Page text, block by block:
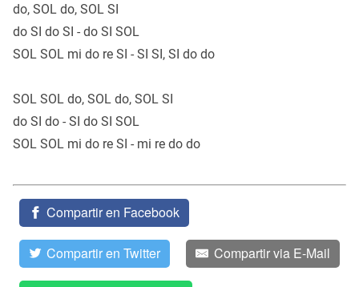
do, SOL do, SOL SI
do SI do SI - do SI SOL
SOL SOL mi do re SI - SI SI, SI do do
SOL SOL do, SOL do, SOL SI
do SI do - SI do SI SOL
SOL SOL mi do re SI - mi re do do
Compartir en Facebook
Compartir en Twitter Compartir via E-Mail